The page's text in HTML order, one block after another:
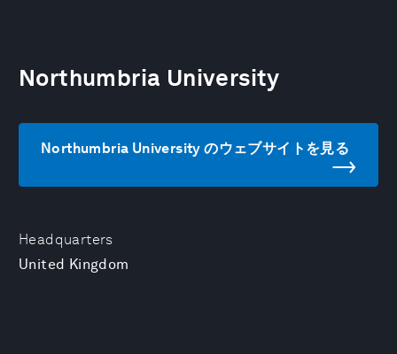
Headquarters
United Kingdom
Northumbria University
Northumbria University のウェブサイトを見る